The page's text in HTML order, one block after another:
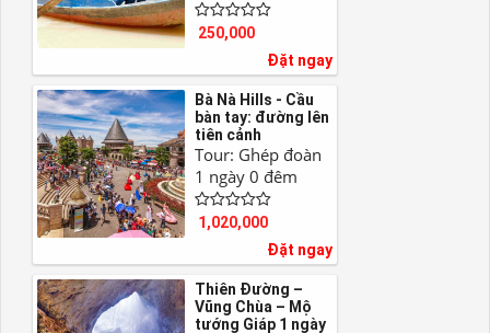
250,000
Đặt ngay
Bà Nà Hills - Cầu
bàn tay: đường lên
tiên cảnh
Tour: Ghép đoàn
1 ngày 0 đêm
1,020,000
Đặt ngay
Thiên Đường –
Vũng Chùa – Mộ
tướng Giáp 1 ngày